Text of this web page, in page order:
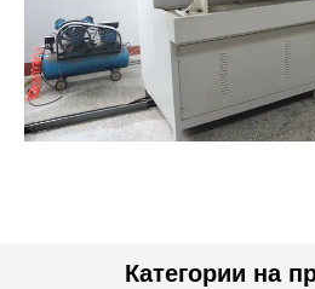
Категории на